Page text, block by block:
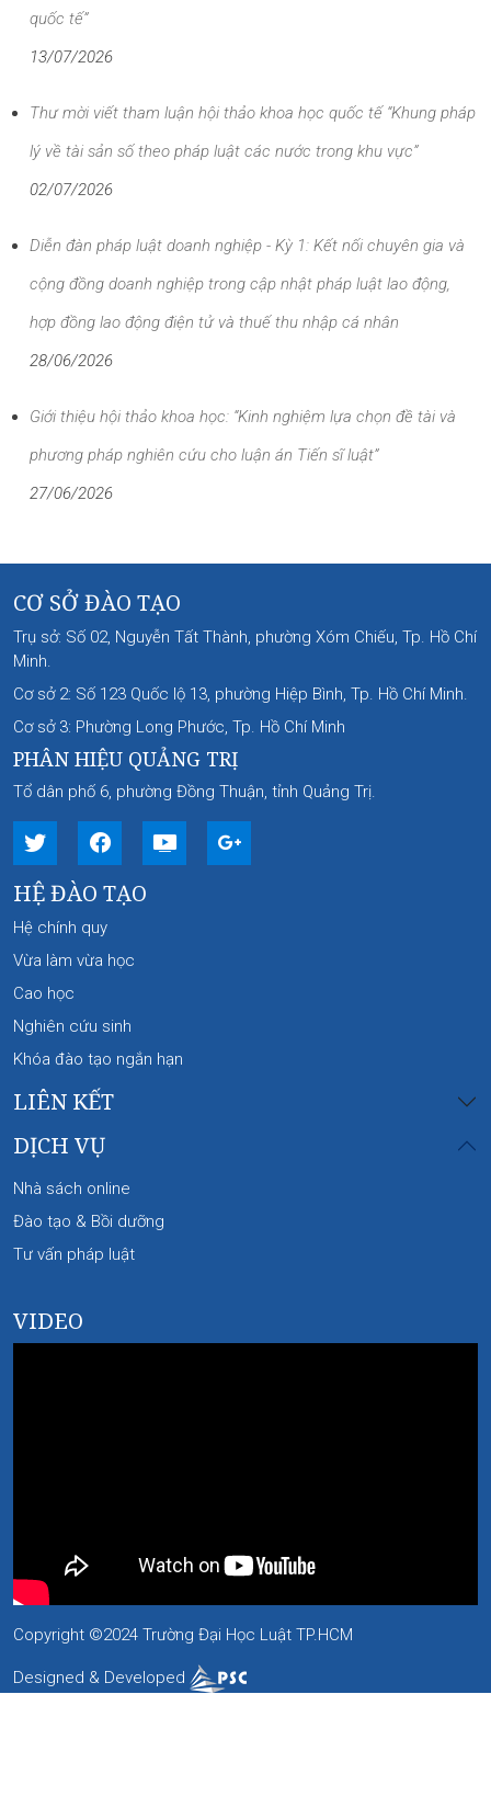
quốc tế”
13/07/2026
Thư mời viết tham luận hội thảo khoa học quốc tế “Khung pháp
lý về tài sản số theo pháp luật các nước trong khu vực”
02/07/2026
Diễn đàn pháp luật doanh nghiệp - Kỳ 1: Kết nối chuyên gia và
cộng đồng doanh nghiệp trong cập nhật pháp luật lao động,
hợp đồng lao động điện tử và thuế thu nhập cá nhân
28/06/2026
Giới thiệu hội thảo khoa học: “Kinh nghiệm lựa chọn đề tài và
phương pháp nghiên cứu cho luận án Tiến sĩ luật”
27/06/2026
CƠ SỞ ĐÀO TẠO
Trụ sở: Số 02, Nguyễn Tất Thành, phường Xóm Chiếu, Tp. Hồ Chí
Minh.
Cơ sở 2: Số 123 Quốc lộ 13, phường Hiệp Bình, Tp. Hồ Chí Minh.
Cơ sở 3: Phường Long Phước, Tp. Hồ Chí Minh
PHÂN HIỆU QUẢNG TRỊ
Tổ dân phố 6, phường Đồng Thuận, tỉnh Quảng Trị.
HỆ ĐÀO TẠO
Hệ chính quy
Vừa làm vừa học
Cao học
Nghiên cứu sinh
Khóa đào tạo ngắn hạn
LIÊN KẾT
DỊCH VỤ
Nhà sách online
Đào tạo & Bồi dưỡng
Tư vấn pháp luật
VIDEO
Copyright ©2024 Trường Đại Học Luật TP.HCM
Designed & Developed